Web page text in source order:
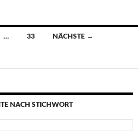
… 33 NÄCHSTE →
NACH STICHWORT